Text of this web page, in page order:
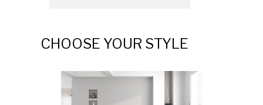
CHOOSE YOUR STYLE